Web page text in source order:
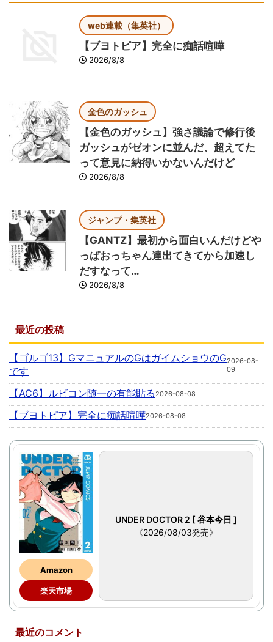
web連載（集英社）
【ブヨトピア】完全に痴話喧嘩
2026/8/8
金色のガッシュ
【金色のガッシュ】強さ議論で修行後
ガッシュがゼオンに並んだ、超えてた
って意見に納得いかないんだけど
2026/8/8
ジャンプ・集英社
【GANTZ】最初から面白いんだけどや
っぱおっちゃん達出てきてから加速し
だすなって…
2026/8/8
最近の投稿
【ゴルゴ13】GマニュアルのGはガイムショウのG
です
2026-08-
09
【AC6】ルビコン随一の有能貼る2026-08-08
【ブヨトピア】完全に痴話喧嘩2026-08-08
Amazon
楽天市場
UNDER DOCTOR 2 [ 谷本今日 ]
《2026/08/03発売》
最近のコメント